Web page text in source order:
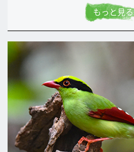
もっと見る